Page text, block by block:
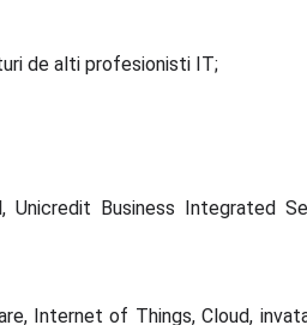
de alti profesionisti IT;
Business Integrated
Internet of Things, Cloud,